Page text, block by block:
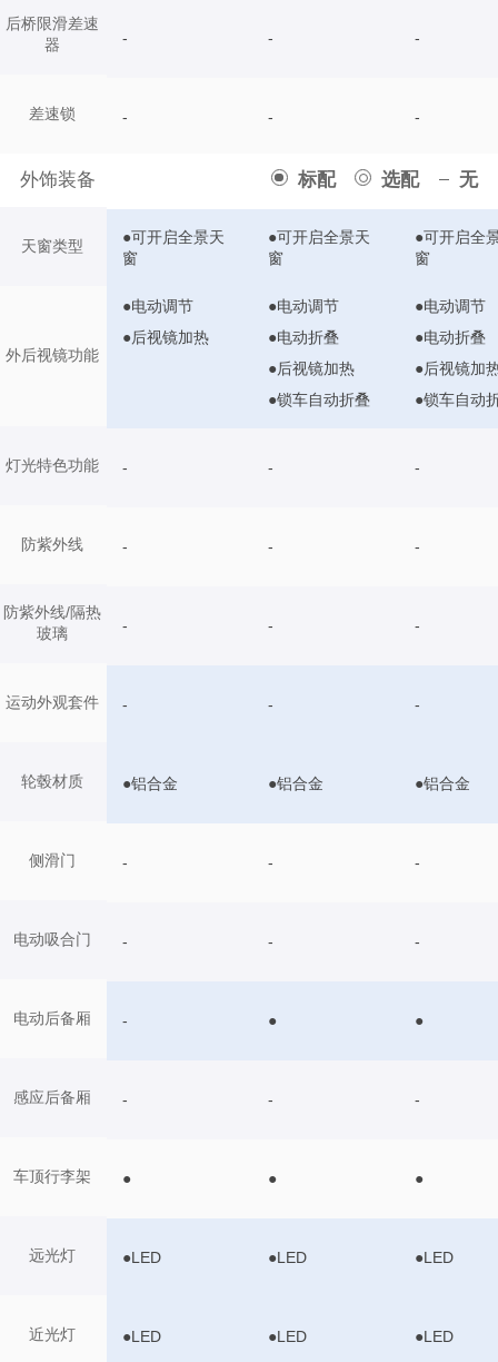
后桥限滑差速
器
差速锁
外饰装备 标配 选配 无
天窗类型
外后视镜功能
灯光特色功能
防紫外线
防紫外线/隔热
玻璃
运动外观套件
轮毂材质
侧滑门
电动吸合门
电动后备厢
感应后备厢
车顶行李架
远光灯
近光灯
- - -
- - -
●可开启全景天
窗
●可开启全景天
窗
●可开启全
窗
●电动调节
●后视镜加热
●电动调节
●电动折叠
●后视镜加热
●锁车自动折叠
●电动调节
●电动折叠
●后视镜加
●锁车自动
- - -
- - -
- - -
- - -
●铝合金 ●铝合金 ●铝合金
- - -
- - -
- ● ●
- - -
● ● ●
●LED ●LED ●LED
●LED ●LED ●LED